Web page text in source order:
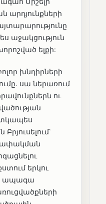
արդյունքների
աջակցություն
ելքի:
խնդիրների
սա ներառում
ու
երկու
ապագա